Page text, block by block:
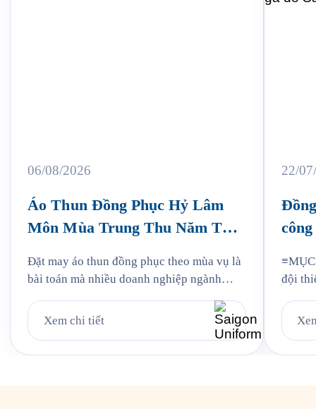
06/08/2026
Áo Thun Đồng Phục Hỷ Lâm
Môn Mùa Trung Thu Năm Thứ
Đặt may áo thun đồng phục theo mùa vụ là
bài toán mà nhiều doanh nghiệp ngành
Môn cũng vậy. Cứ đến hẹn lại lên, mỗi năm
khi mùa bánh Trung Thu về, Hỷ Lâm Môn
Xem chi tiết
22/
đội
mẫu
Quy